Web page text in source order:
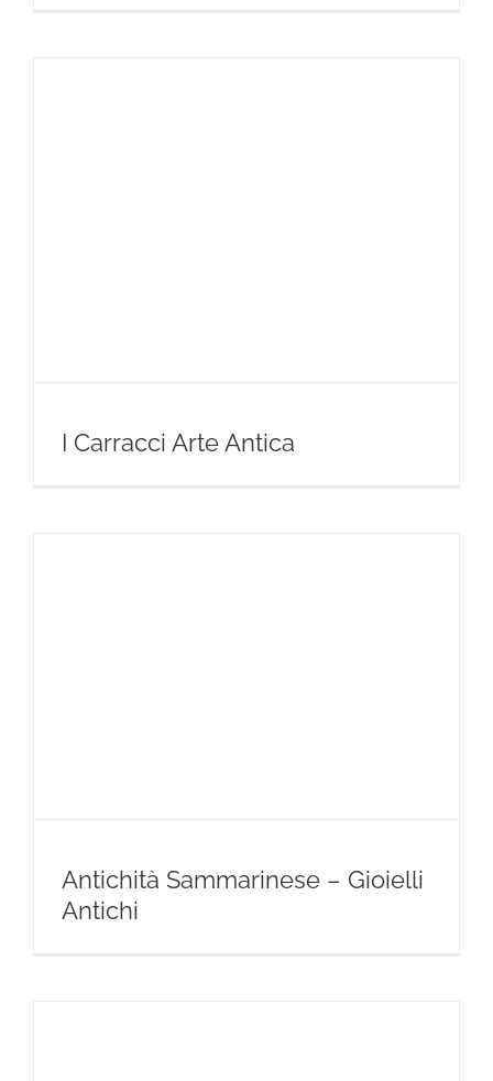
I Carracci Arte Antica
Antichità Sammarinese – Gioielli
Antichi